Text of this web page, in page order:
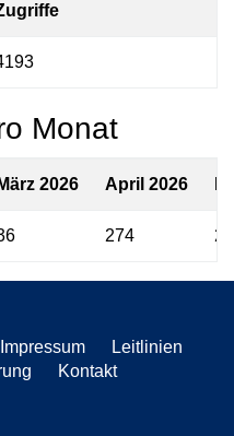
Monat
März 2026 April 2026
274 21
Impressum
Leitlinien
Kontakt